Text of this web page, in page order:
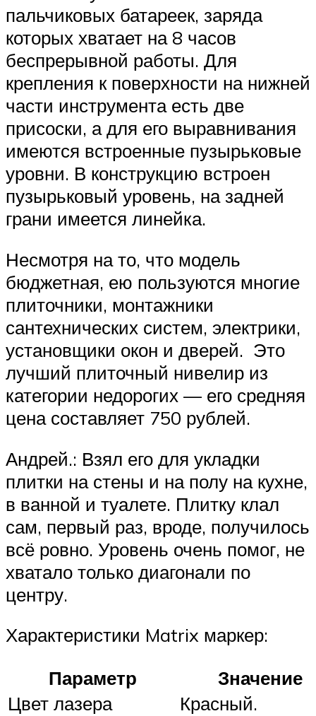
пальчиковых батареек, заряда
которых хватает на 8 часов
беспрерывной работы. Для
крепления к поверхности на нижней
части инструмента есть две
присоски, а для его выравнивания
имеются встроенные пузырьковые
уровни. В конструкцию встроен
пузырьковый уровень, на задней
грани имеется линейка.
Несмотря на то, что модель
бюджетная, ею пользуются многие
плиточники, монтажники
сантехнических систем, электрики,
установщики окон и дверей. Это
лучший плиточный нивелир из
категории недорогих — его средняя
цена составляет 750 рублей.
Андрей.: Взял его для укладки
плитки на стены и на полу на кухне,
в ванной и туалете. Плитку клал
сам, первый раз, вроде, получилось
всё ровно. Уровень очень помог, не
хватало только диагонали по
центру.
Характеристики Matrix маркер:
Параметр
Значение
Цвет лазера
Красный.